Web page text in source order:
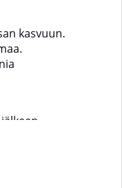
kasvuun.
lukemattomien
tutkituimmista